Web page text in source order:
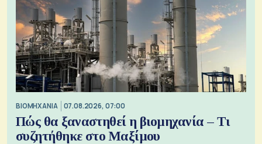
ΒΙΟΜΗΧΑΝΙΑ 07.08.2026, 07:00
Πώς θα ξαναστηθεί η βιομηχανία – Τι
συζητήθηκε στο Μαξίμου